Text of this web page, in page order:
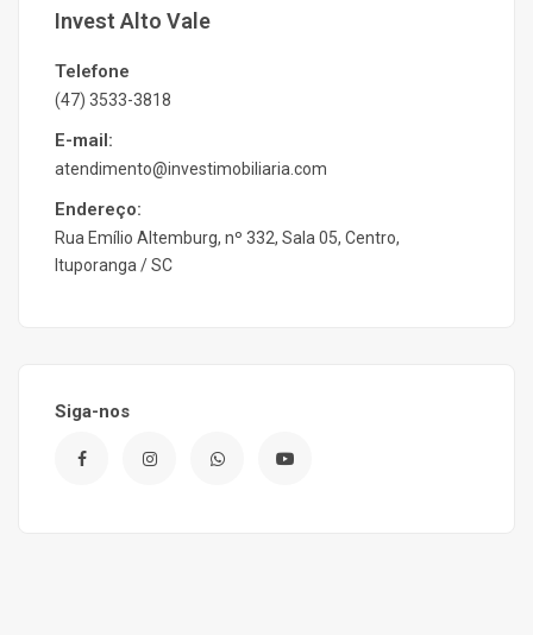
Invest Alto Vale
Telefone
(47) 3533-3818
E-mail:
atendimento@investimobiliaria.com
Endereço:
Rua Emílio Altemburg, nº 332, Sala 05, Centro,
Ituporanga / SC
Siga-nos